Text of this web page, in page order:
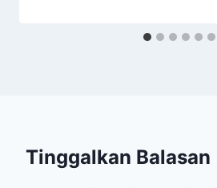
Tinggalkan Balasan